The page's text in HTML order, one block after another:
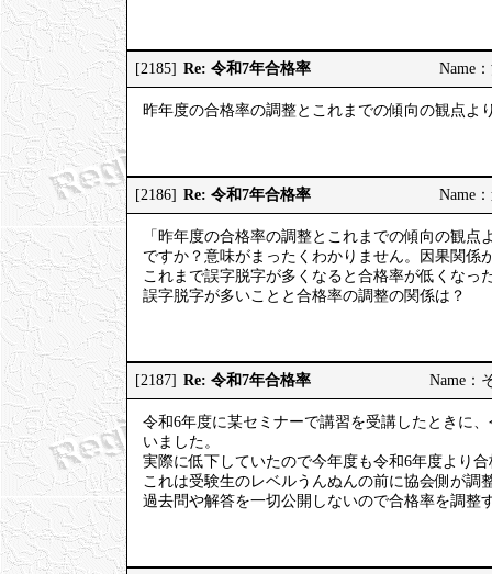
[2185] Re: 令和7年合格率 Name
昨年度の合格率の調整とこれまでの傾向の観点よ
[2186] Re: 令和7年合格率 Name
「昨年度の合格率の調整とこれまでの傾向の観
ですか？意味がまったくわかりません。因果関係
これまで誤字脱字が多くなると合格率が低くなっ
誤字脱字が多いことと合格率の調整の関係は？
[2187] Re: 令和7年合格率 Name：
令和6年度に某セミナーで講習を受講したときに
いました。
実際に低下していたので今年度も令和6年度より
これは受験生のレベルうんぬんの前に協会側が調
過去問や解答を一切公開しないので合格率を調整